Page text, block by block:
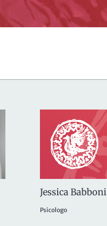
Jessica Babboni
Psicologo